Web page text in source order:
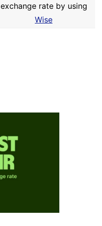
exchange rate by using
Wise